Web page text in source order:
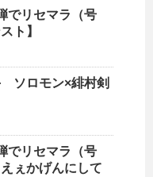
でリセマラ（号
ト】
ソロモン×緋村剣
でリセマラ（号
ぇかげんにして